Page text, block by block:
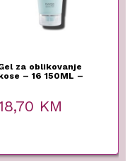
za oblikovanje
– 16 150ML –
KM